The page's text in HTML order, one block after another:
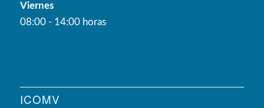
Viernes
08:00 - 14:00 horas
ICOMV